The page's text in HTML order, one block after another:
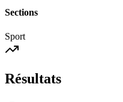
Sections
Sport
Résultats